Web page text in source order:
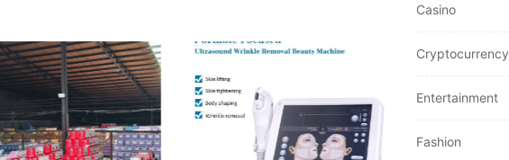
OTHERS
Casino
Cryptocurrency
Entertainment
Fashion